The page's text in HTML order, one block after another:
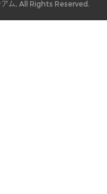
ム, All Rights Reserved.